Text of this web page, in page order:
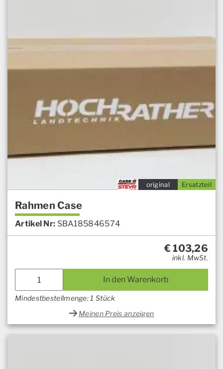
Ersatzteil
original
Rahmen Case
Artikel Nr: SBA185846574
€103,26
inkl. MwSt.
In den Warenkorb
Mindestbestellmenge: 1 Stück
Meinen Preis anzeigen